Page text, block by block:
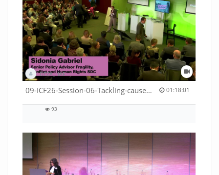
DEZA_HAF
09-ICF26-Session-06-Tackling-causes-of-crises-not-symptoms-53529531690001791 01:18:01
01:18:01 duration
93